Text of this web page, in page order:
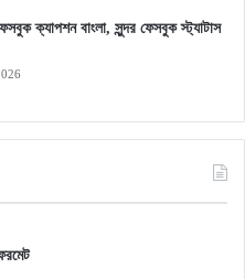
ক্যাপশন বাংলা, সুন্দর ফেসবুক স্ট্যাটাস